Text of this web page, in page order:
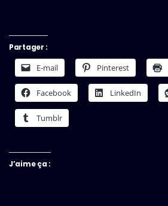
Partager :
E-mail Pinterest
Facebook LinkedIn
Tumblr
J’aime ça :